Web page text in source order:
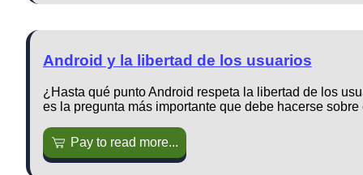
Android y la libertad de los usuarios
¿Hasta qué punto Android respeta la libertad de los
es la pregunta más importante que debe hacerse
Pay to read more...